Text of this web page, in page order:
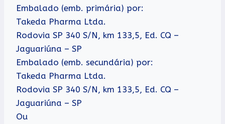
Embalado (emb. primária) por:
Takeda Pharma Ltda.
Rodovia SP 340 S/N, km 133,5, Ed. CQ –
Jaguariúna – SP
Embalado (emb. secundária) por:
Takeda Pharma Ltda.
Rodovia SP 340 S/N, km 133,5, Ed. CQ –
Jaguariúna – SP
Ou